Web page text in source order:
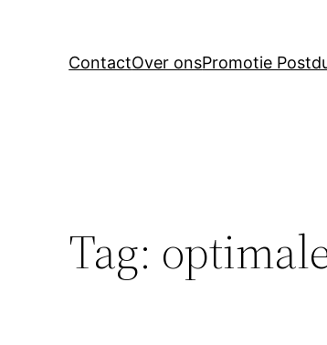
ContactOver onsPromotie
Tag: